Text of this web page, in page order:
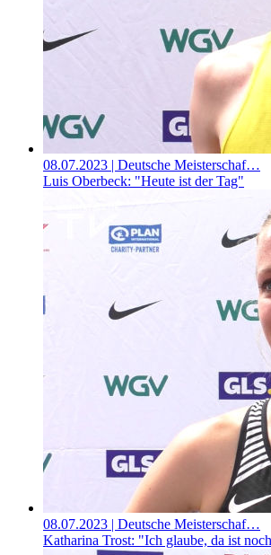
08.07.2023 | Deutsche Meisterschaf…
Luis Oberbeck: "Heute ist der Tag"
08.07.2023 | Deutsche Meisterschaf…
Katharina Trost: "Ich glaube, da ist